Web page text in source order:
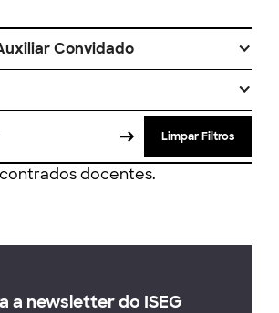
Convidado
Limpar Filtros
docentes.
a newsletter do ISEG